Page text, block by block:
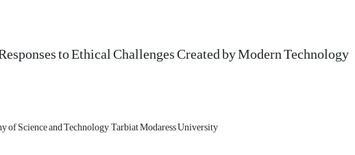
to Ethical Challenges Created by Modern Technology
of Science and Technology, Tarbiat Modaress University